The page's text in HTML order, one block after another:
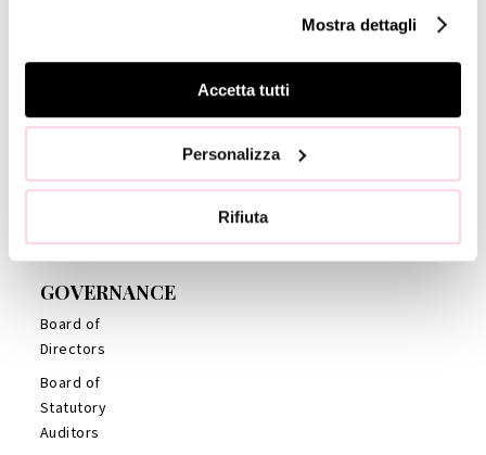
Mostra dettagli
Accetta tutti
Personalizza
Rifiuta
Reports
Presentations
Coverage
GOVERNANCE
Board of
Directors
Board of
Statutory
Auditors